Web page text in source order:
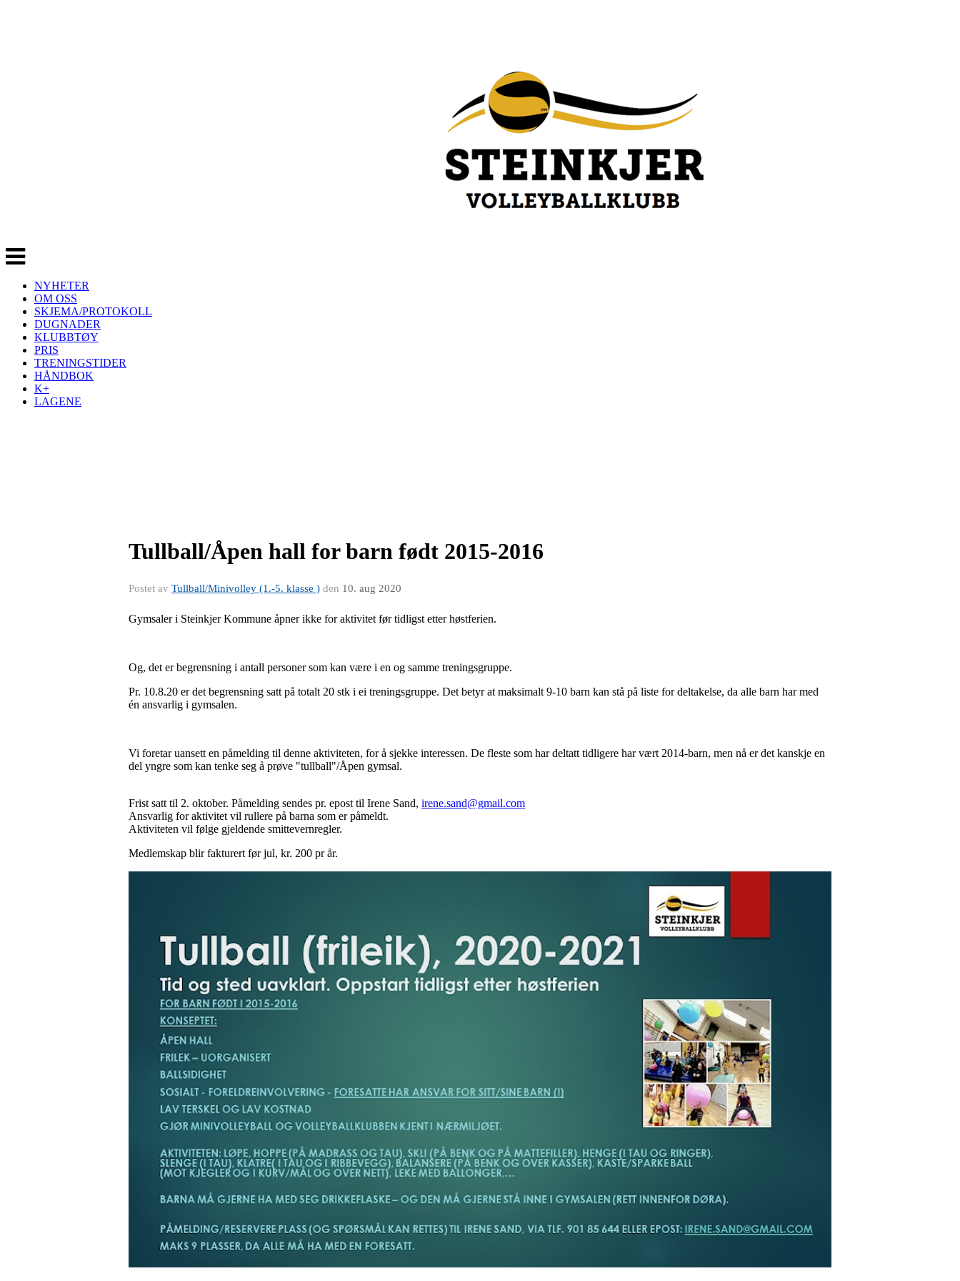
Veksle
navigasjon
NYHETER
OM OSS
SKJEMA/PROTOKOLL
DUGNADER
KLUBBTØY
PRIS
TRENINGSTIDER
HÅNDBOK
K+
LAGENE
Tullball/Åpen hall for barn født 2015-2016
Postet av Tullball/Minivolley (1.-5. klasse ) den 10. aug 2020
Gymsaler i Steinkjer Kommune åpner ikke for aktivitet før tidligst etter høstferien.
Og, det er begrensning i antall personer som kan være i en og samme treningsgruppe.
Pr. 10.8.20 er det begrensning satt på totalt 20 stk i ei treningsgruppe. Det betyr at maksimalt 9-10 barn kan stå på liste for deltakelse, da alle barn har med
én ansvarlig i gymsalen.
Vi foretar uansett en påmelding til denne aktiviteten, for å sjekke interessen. De fleste som har deltatt tidligere har vært 2014-barn, men nå er det kanskje en
del yngre som kan tenke seg å prøve "tullball"/Åpen gymsal.
Frist satt til 2. oktober. Påmelding sendes pr. epost til Irene Sand, irene.sand@gmail.com
Ansvarlig for aktivitet vil rullere på barna som er påmeldt.
Aktiviteten vil følge gjeldende smittevernregler.
Medlemskap blir fakturert før jul, kr. 200 pr år.